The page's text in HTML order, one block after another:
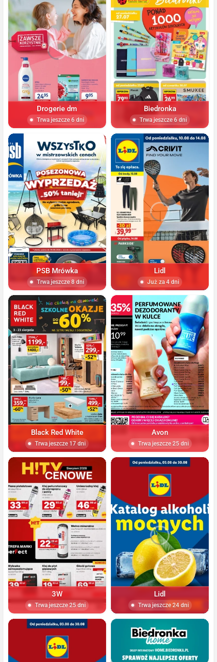
Drogerie dm
Trwa jeszcze 6 dni
Biedronka
Trwa jeszcze 6 dni
PSB Mrówka
Trwa jeszcze 8 dni
Lidl
Już za 4 dni
Black Red White
Trwa jeszcze 17 dni
Avon
Trwa jeszcze 25 dni
3W
Trwa jeszcze 25 dni
Lidl
Trwa jeszcze 24 dni